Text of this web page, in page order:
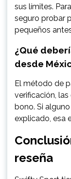
sus límites.
seguro probar
pequeños
¿Qué
desde
El método de
verificación,
bono. Si
explicado, esa
reseña